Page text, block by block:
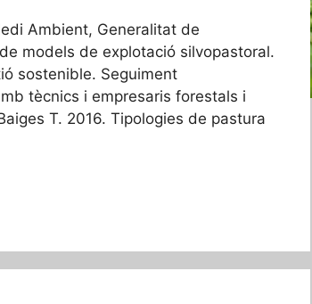
Ambient, Generalitat de
models de explotació silvopastoral.
sostenible. Seguiment
tècnics i empresaris forestals i
T. 2016. Tipologies de pastura